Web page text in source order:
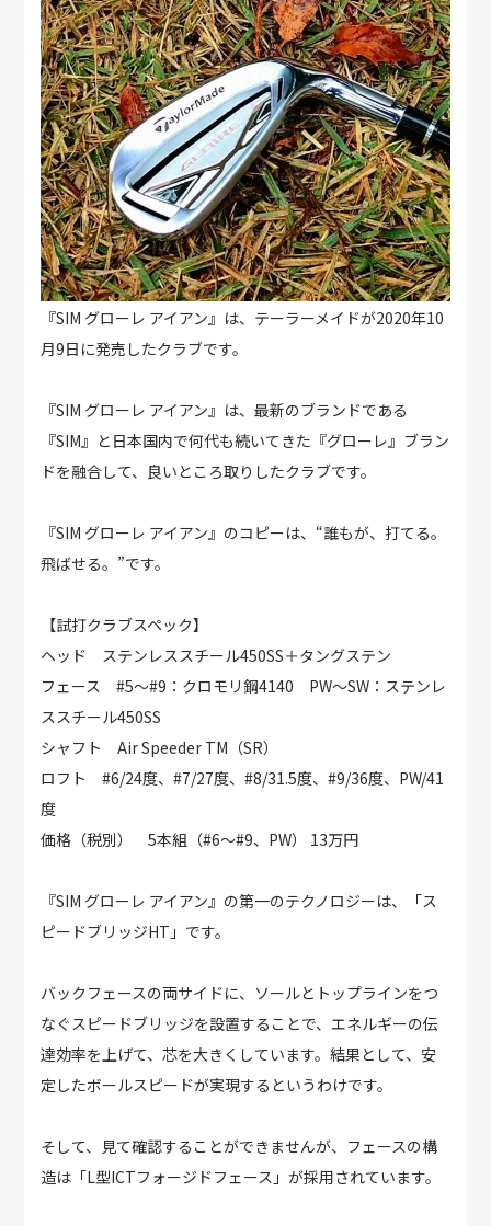
『SIM グローレ アイアン』は、テーラーメイドが2020年10
月9日に発売したクラブです。
『SIM グローレ アイアン』は、最新のブランドである
『SIM』と日本国内で何代も続いてきた『グローレ』ブラン
ドを融合して、良いところ取りしたクラブです。
『SIM グローレ アイアン』のコピーは、“誰もが、打てる。
飛ばせる。”です。
【試打クラブスペック】
ヘッド ステンレススチール450SS＋タングステン
フェース #5～#9：クロモリ鋼4140 PW～SW：ステンレ
ススチール450SS
シャフト Air Speeder TM（SR）
ロフト #6/24度、#7/27度、#8/31.5度、#9/36度、PW/41
度
価格（税別） 5本組（#6～#9、PW） 13万円
『SIM グローレ アイアン』の第一のテクノロジーは、「ス
ピードブリッジHT」です。
バックフェースの両サイドに、ソールとトップラインをつ
なぐスピードブリッジを設置することで、エネルギーの伝
達効率を上げて、芯を大きくしています。結果として、安
定したボールスピードが実現するというわけです。
そして、見て確認することができませんが、フェースの構
造は「L型ICTフォージドフェース」が採用されています。